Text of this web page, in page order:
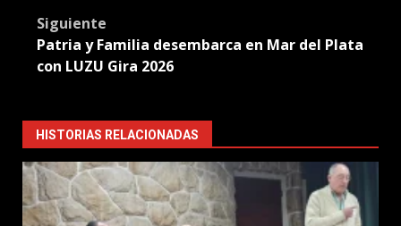
Siguiente
Patria y Familia desembarca en Mar del Plata
con LUZU Gira 2026
HISTORIAS RELACIONADAS